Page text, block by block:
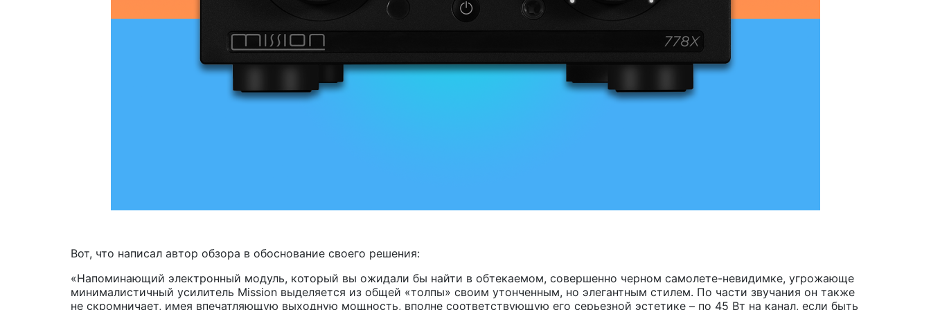
Вот, что написал автор обзора в обоснование своего решения:
«Напоминающий электронный модуль, который вы ожидали бы найти в обтекаемом, совершенно черном самолете-невидимке, угрожающе
минималистичный усилитель Mission выделяется из общей «толпы» своим утонченным, но элегантным стилем. По части звучания он также
не скромничает, имея впечатляющую выходную мощность, вполне соответствующую его серьезной эстетике – по 45 Вт на канал, если быть